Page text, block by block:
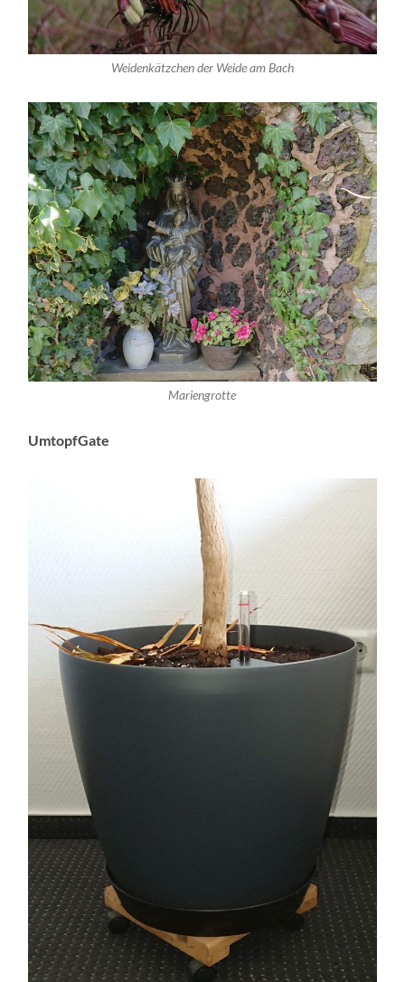
Weidenkätzchen der Weide am Bach
Mariengrotte
UmtopfGate